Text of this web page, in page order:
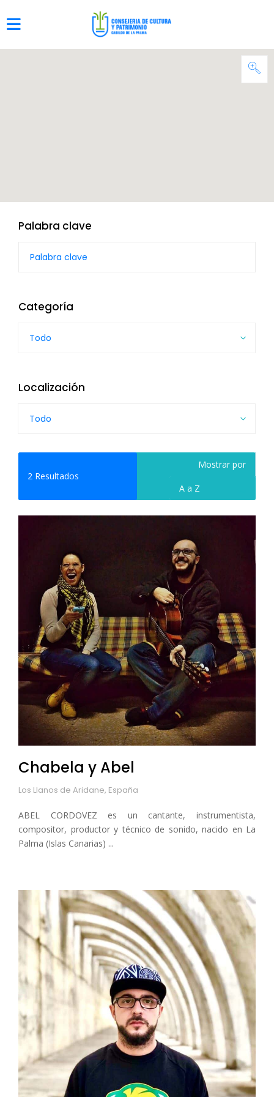
Palabra clave
Categoría
Todo
Localización
Todo
2 Resultados
Mostrar por
A a Z
Chabela y Abel
Los Llanos de Aridane, España
ABEL CORDOVEZ es un cantante, instrumentista,
compositor, productor y técnico de sonido, nacido en La
Palma (Islas Canarias) ...